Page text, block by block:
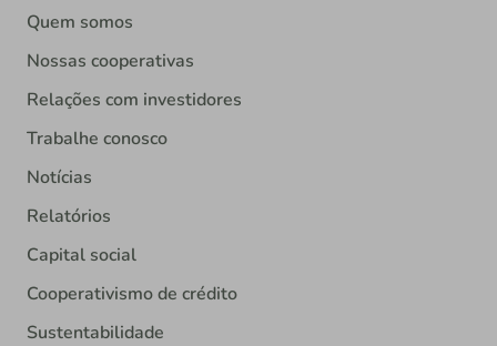
Quem somos
Nossas cooperativas
Relações com investidores
Trabalhe conosco
Notícias
Relatórios
Capital social
Cooperativismo de crédito
Sustentabilidade